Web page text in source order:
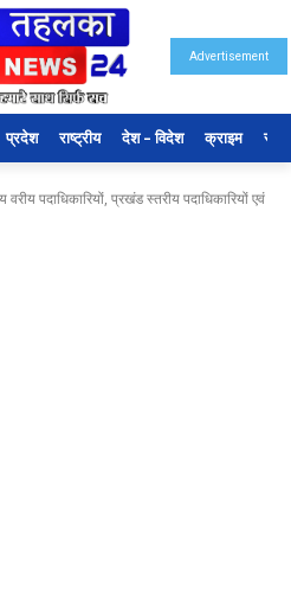
Advertisement
प्रदेश राष्ट्रीय देश – विदेश क्राइम
वरीय पदाधिकारियों, प्रखंड स्तरीय पदाधिकारियों एवं